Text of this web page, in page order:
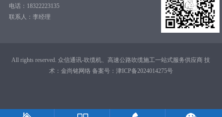
电话：18322223135
联系人：李经理
All rights reserved. 众信通讯-吹缆机、高速公路吹缆施工一站式服务供应商 技
术： 金尚铭网络 备案号： 津ICP备2024014275号